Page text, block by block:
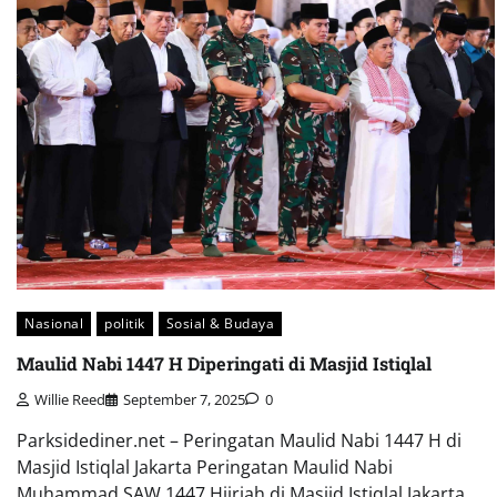
Nasional politik Sosial & Budaya
Maulid Nabi 1447 H Diperingati di Masjid Istiqlal
Willie Reed September 7, 2025 0
Parksidediner.net – Peringatan Maulid Nabi 1447 H di
Masjid Istiqlal Jakarta Peringatan Maulid Nabi